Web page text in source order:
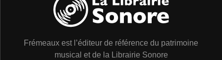
Frémeaux est l’éditeur de référence du patrimoine
musical et de la Librairie Sonore